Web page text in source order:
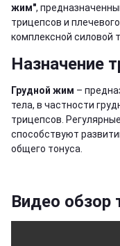
жим",
трицепсов и
комплексной силовой
Назначение
Грудной жим –
тела, в частности
трицепсов.
способствуют
общего тонуса.
Видео обзор